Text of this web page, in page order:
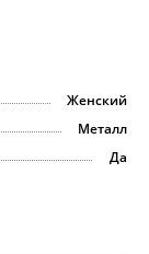
Женский
Металл
Да